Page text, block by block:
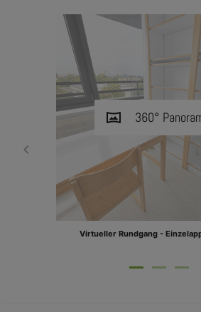
vrpano 360°
Virtueller Rundgang -